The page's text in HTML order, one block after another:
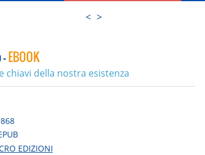
< >
EBOOK
chiavi della nostra esistenza
EDIZIONI